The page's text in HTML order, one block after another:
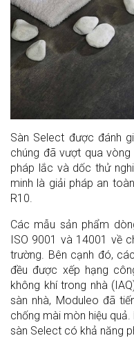
Sàn Select được đánh
chúng đã vượt qua
pháp lắc và dốc thử
minh là giải pháp an
R10.
Các mẫu sản phẩm
ISO 9001 và 14001 về
trường. Bên cạnh đó,
đều được xếp hạng
không khí trong nhà
sàn nhà, Moduleo đã
chống mài mòn hiệu
sàn Select có khả năng